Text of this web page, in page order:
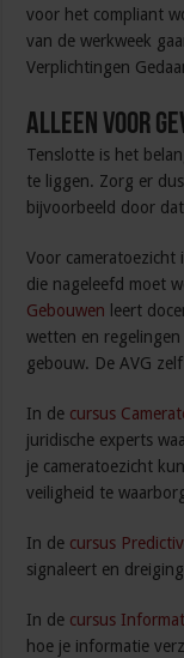
voor het compliant
van de werkweek
Verplichtingen
Alleen Voor
Tenslotte is het
te liggen. Zorg er
bijvoorbeeld door
Voor cameratoezicht
die nageleefd moet
Gebouwen leert
wetten en
gebouw. De AVG
In de cursus
juridische experts
je cameratoezicht
veiligheid te
In de cursus
signaleert en
In de cursus
hoe je informatie